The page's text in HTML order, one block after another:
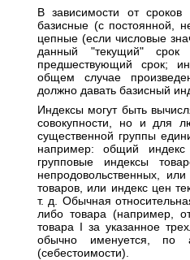
В зависимости от сроков
базисные (с постоянной,
цепные (если числовые
данный "текущий"
предшествующий срок;
общем случае
должно давать базисный
Индексы могут быть
совокупности, но и для
существенной группы
например: общий
групповые индексы
непродовольственных,
товаров, или индекс цен
т. д. Обычная
либо товара (например,
товара I за указанное
обычно именуется, по
(себестоимости).